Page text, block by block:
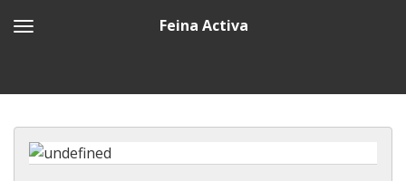
Feina Activa